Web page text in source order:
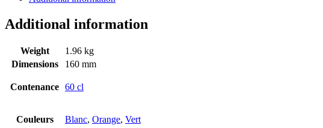
Additional information
Weight
1.96 kg
Dimensions
160 mm
Contenance 60 cl
Couleurs Blanc, Orange, Vert